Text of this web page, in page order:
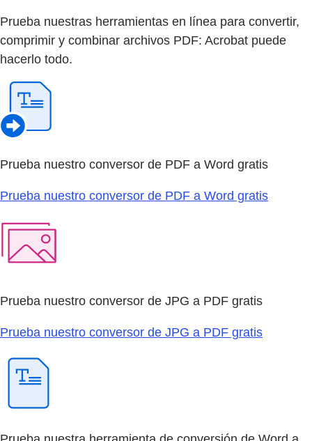
Prueba nuestras herramientas en línea para convertir,
comprimir y combinar archivos PDF: Acrobat puede
hacerlo todo.
Prueba nuestro conversor de PDF a Word gratis
Prueba nuestro conversor de PDF a Word gratis
Prueba nuestro conversor de JPG a PDF gratis
Prueba nuestro conversor de JPG a PDF gratis